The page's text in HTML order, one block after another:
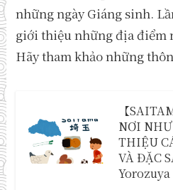
những ngày Giáng sinh.
giới thiệu những địa điểm
Hãy tham khảo những
【
NƠI
THIỆU
VÀ ĐẶC
Yorozuya